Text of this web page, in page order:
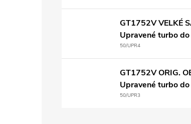
GT1752V VELKÉ
Upravené turbo
50/UPR4
GT1752V ORIG.
Upravené turbo
50/UPR3